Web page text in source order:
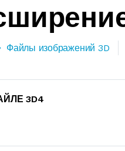
Файлы изображений 3D
3D4